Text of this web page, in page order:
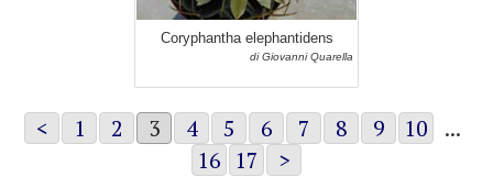
Coryphantha elephantidens
di Giovanni Quarella
< 1 2 3 4 5 6 7 8 9 10
...
16 17 >